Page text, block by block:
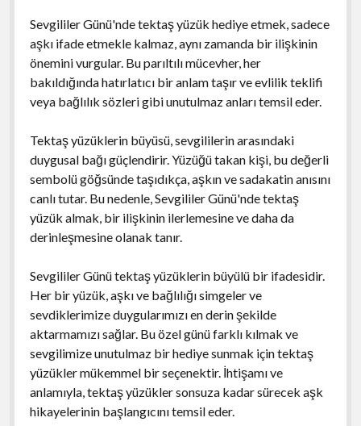
Sevgililer Günü'nde tektaş yüzük hediye etmek, sadece
aşkı ifade etmekle kalmaz, aynı zamanda bir ilişkinin
önemini vurgular. Bu parıltılı mücevher, her
bakıldığında hatırlatıcı bir anlam taşır ve evlilik teklifi
veya bağlılık sözleri gibi unutulmaz anları temsil eder.
Tektaş yüzüklerin büyüsü, sevgililerin arasındaki
duygusal bağı güçlendirir. Yüzüğü takan kişi, bu değerli
sembolü göğsünde taşıdıkça, aşkın ve sadakatin anısını
canlı tutar. Bu nedenle, Sevgililer Günü'nde tektaş
yüzük almak, bir ilişkinin ilerlemesine ve daha da
derinleşmesine olanak tanır.
Sevgililer Günü tektaş yüzüklerin büyülü bir ifadesidir.
Her bir yüzük, aşkı ve bağlılığı simgeler ve
sevdiklerimize duygularımızı en derin şekilde
aktarmamızı sağlar. Bu özel günü farklı kılmak ve
sevgilimize unutulmaz bir hediye sunmak için tektaş
yüzükler mükemmel bir seçenektir. İhtişamı ve
anlamıyla, tektaş yüzükler sonsuza kadar sürecek aşk
hikayelerinin başlangıcını temsil eder.